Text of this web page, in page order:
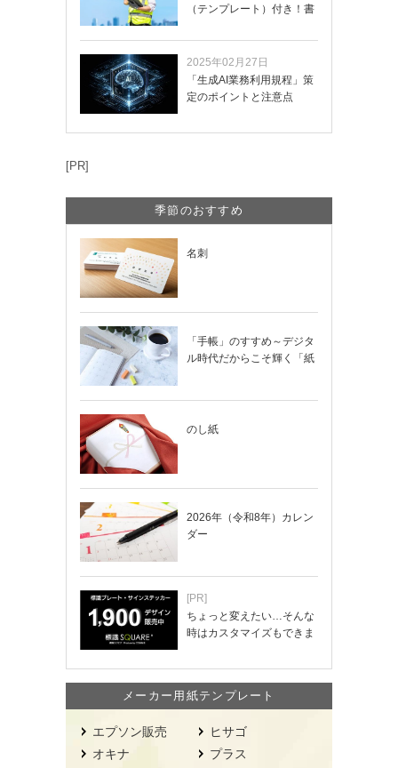
（テンプレート）付き！書
2025年02月27日
「生成AI業務利用規程」策
定のポイントと注意点
[PR]
季節のおすすめ
名刺
「手帳」のすすめ～デジタ
ル時代だからこそ輝く「紙
のし紙
2026年（令和8年）カレン
ダー
[PR]
ちょっと変えたい…そんな
時はカスタマイズもできま
メーカー用紙テンプレート
エプソン販売
オキナ
ヒサゴ
プラス